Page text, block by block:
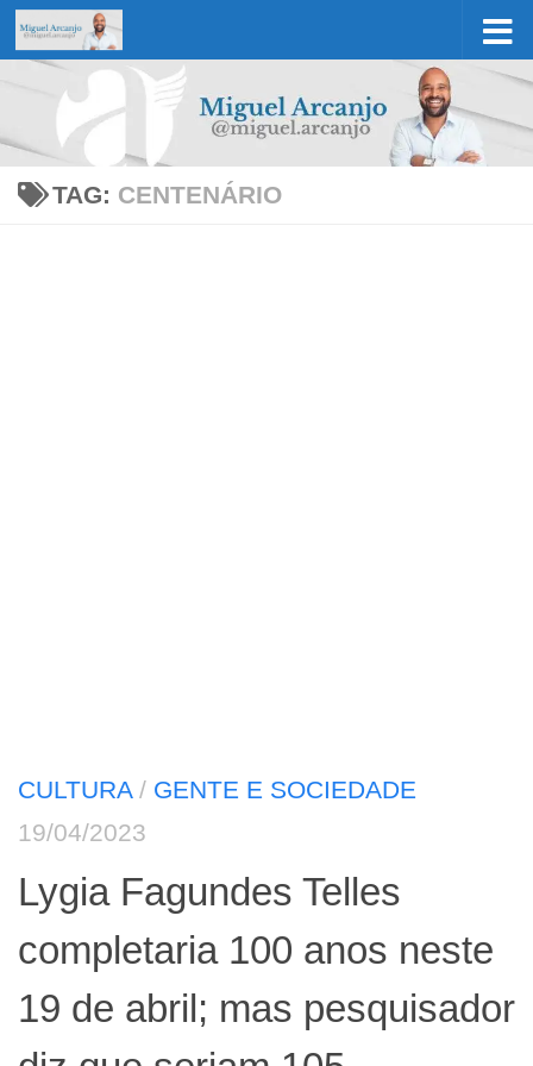
Skip to content
TAG: CENTENÁRIO
CULTURA/ GENTE E SOCIEDADE
19/04/2023
Lygia Fagundes Telles
completaria 100 anos neste
19 de abril; mas pesquisador